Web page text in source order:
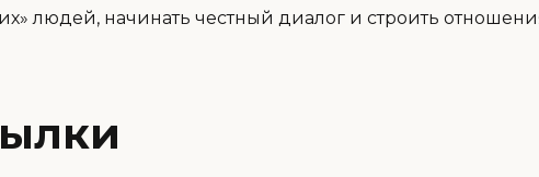
людей, начинать честный диалог и строить